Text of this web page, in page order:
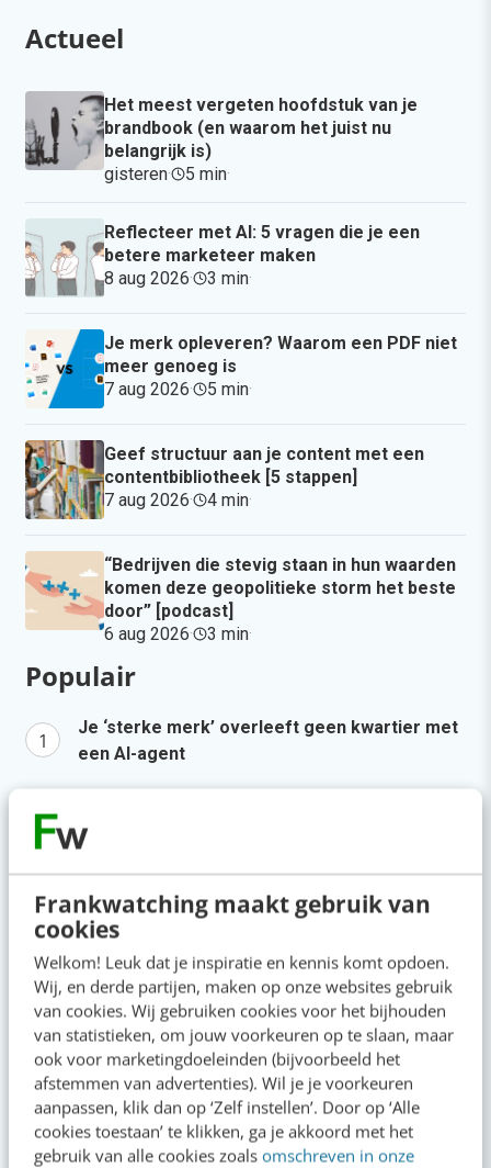
Frankwatching maakt gebruik van
cookies
Welkom! Leuk dat je inspiratie en kennis komt opdoen.
Wij, en derde partijen, maken op onze websites gebruik
van cookies. Wij gebruiken cookies voor het bijhouden
van statistieken, om jouw voorkeuren op te slaan, maar
ook voor marketingdoeleinden (bijvoorbeeld het
afstemmen van advertenties). Wil je je voorkeuren
aanpassen, klik dan op ‘Zelf instellen’. Door op ‘Alle
cookies toestaan’ te klikken, ga je akkoord met het
gebruik van alle cookies zoals omschreven in onze
Actueel
Het meest vergeten hoofdstuk van je
brandbook (en waarom het juist nu
belangrijk is)
gisteren· 5 min·
Reflecteer met AI: 5 vragen die je een
betere marketeer maken
8 aug 2026· 3 min·
Je merk opleveren? Waarom een PDF niet
meer genoeg is
7 aug 2026· 5 min·
Geef structuur aan je content met een
contentbibliotheek [5 stappen]
7 aug 2026· 4 min·
“Bedrijven die stevig staan in hun waarden
komen deze geopolitieke storm het beste
door” [podcast]
6 aug 2026· 3 min·
Populair
Je ‘sterke merk’ overleeft geen kwartier met
een AI-agent
of overbodig?
veel
Zo bouw je een AI die het niet met je eens is
[stappenplan]
Geef structuur aan je content met een
contentbibliotheek [5 stappen]
Agenda Meer
aug SEO & GEO met AI